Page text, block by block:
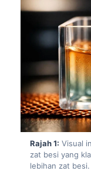
Rajah 1: Visual
zat besi yang
lebihan zat besi.